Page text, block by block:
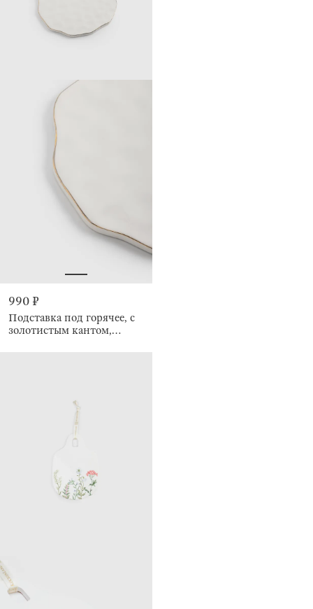
990 ₽
Подставка под горячее, с
золотистым кантом,